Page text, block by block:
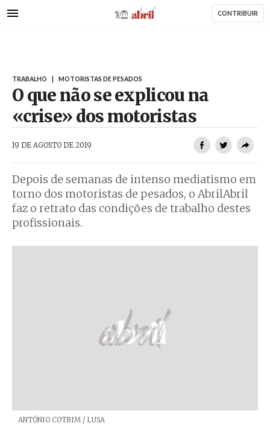
para
AbrilAbril CONTRIBUIR
TRABALHO MOTORISTAS DE PESADOS
O que não se explicou na
«crise» dos motoristas
19 DE AGOSTO DE 2019
Depois de semanas de intenso mediatismo em
torno dos motoristas de pesados, o AbrilAbril
faz o retrato das condições de trabalho destes
profissionais.
Créditos
ANTÓNIO COTRIM / LUSA